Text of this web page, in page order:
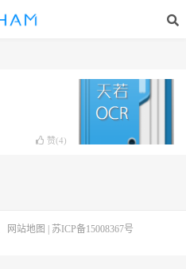
赞(4)
网站地图 苏ICP备15008367号